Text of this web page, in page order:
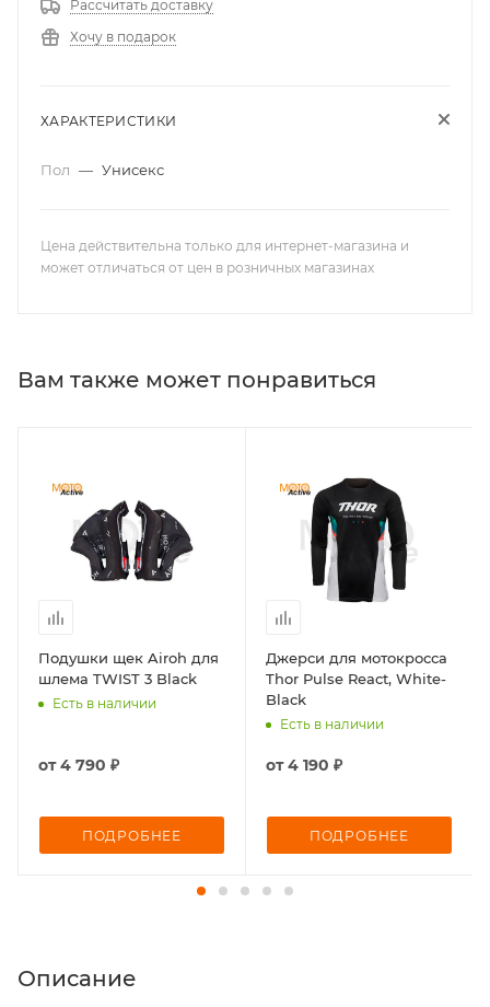
Рассчитать доставку
Хочу в подарок
ХАРАКТЕРИСТИКИ
Пол — Унисекс
Цена действительна только для интернет-магазина и
может отличаться от цен в розничных магазинах
Вам также может понравиться
Подушки щек Airoh для
шлема TWIST 3 Black
Есть в наличии
от4 790 ₽
ПОДРОБНЕЕ
Джерси для мотокросса
Thor Pulse React, White-
Black
Есть в наличии
от4 190 ₽
ПОДРОБНЕЕ
Описание